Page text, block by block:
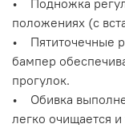
• Подножка
положениях (с
• Пятиточечные
бампер
прогулок.
• Обивка
легко очищается